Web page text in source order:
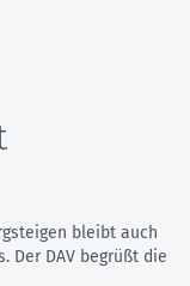
bleibt auch
Der DAV begrüßt die